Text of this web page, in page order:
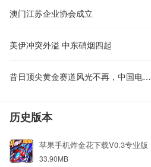
澳门江苏企业协会成立
美伊冲突外溢 中东硝烟四起
昔日顶尖黄金赛道风光不再，中国电影行业时代落幕了吗?
历史版本
苹果手机炸金花下载V0.3专业版
33.90MB